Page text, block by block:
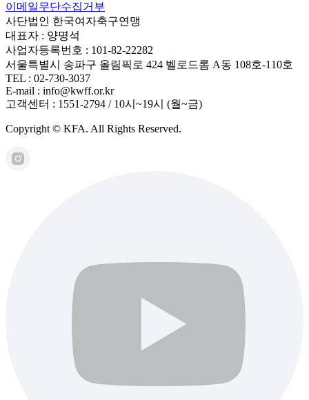
이메일무단수집거부
사단법인 한국여자축구연맹
대표자 : 양명석
사업자등록번호 : 101-82-22282
서울특별시 송파구 올림픽로 424 벨로드롬 A동 108호-110호
TEL : 02-730-3037
E-mail : info@kwff.or.kr
고객센터 : 1551-2794 / 10시~19시 (월~금)
Copyright © KFA. All Rights Reserved.